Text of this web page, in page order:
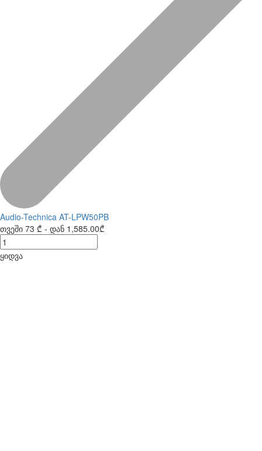
Audio-Technica AT-LPW50PB
თვეში 73 ₾ - დან 1,585.00₾
ყიდვა